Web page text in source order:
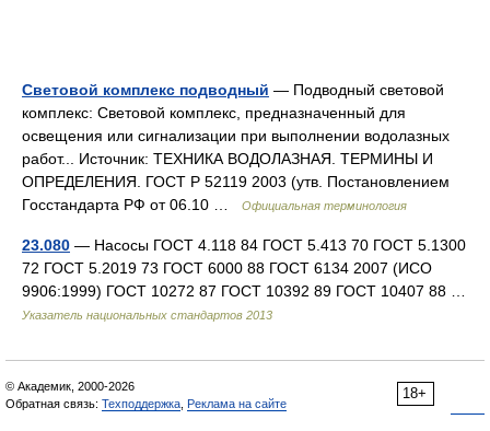
Световой комплекс подводный — Подводный световой
комплекс: Световой комплекс, предназначенный для
освещения или сигнализации при выполнении водолазных
работ... Источник: ТЕХНИКА ВОДОЛАЗНАЯ. ТЕРМИНЫ И
ОПРЕДЕЛЕНИЯ. ГОСТ Р 52119 2003 (утв. Постановлением
Госстандарта РФ от 06.10 …
Официальная терминология
23.080 — Насосы ГОСТ 4.118 84 ГОСТ 5.413 70 ГОСТ 5.1300
72 ГОСТ 5.2019 73 ГОСТ 6000 88 ГОСТ 6134 2007 (ИСО
9906:1999) ГОСТ 10272 87 ГОСТ 10392 89 ГОСТ 10407 88 …
Указатель национальных стандартов 2013
18+
© Академик, 2000-2026
Обратная связь: Техподдержка Реклама на сайте